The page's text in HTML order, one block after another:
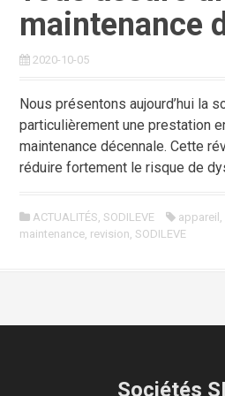
maintenance
2020-10-05
Nous présentons aujourd’hui la
particulièrement une prestation
maintenance décennale. Cette
réduire fortement le risque de
ACTUALITÉS, SODILEVE appareil ,
maintenance, revision, SODILEVE
Sociétés